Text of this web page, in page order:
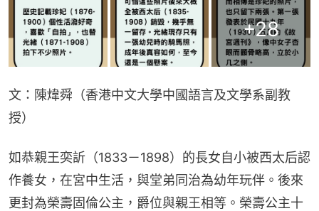
+28
文：陳煒舜（香港中文大學中國語言及文學系副教
授）
如恭親王奕訢（1833－1898）的長女自小被西太后認
作養女，在宮中生活，與堂弟同治為幼年玩伴。後來
更封為榮壽固倫公主，爵位與親王相等。榮壽公主十